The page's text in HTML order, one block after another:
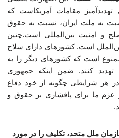
مقامات آمریکاست که
به ملت ایران، نسبت به حقوق
و امنیت بین‌المللی است.چنین
است. کشورهای دارای سلاح
است که کشورهای دیگر را به
تهدید کنند. ضمن اینکه جمهوری
هر شرایطی چگونه از خود دفاع
عزم ما برای پافشاری بر حقوق و
سازمان ملل متحد، تکلیف را در مورد